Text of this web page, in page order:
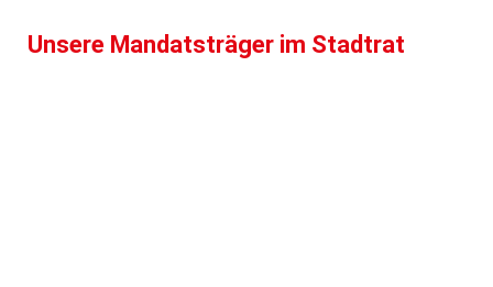
Unsere Mandatsträger im Stadtrat